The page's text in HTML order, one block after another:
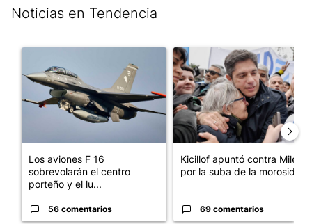
Noticias en Tendencia
Un artículo de tendencia con el título "Los aviones F 16
Los aviones F 16
sobrevolarán el centro
porteño y el lu...
56 comentarios
Un artículo de tendencia con
Kicillof apuntó contra Milei
por la suba de la morosida...
69 comentarios